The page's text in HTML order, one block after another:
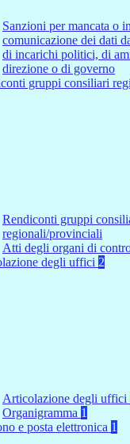
Sanzioni per mancata o
comunicazione dei dati
di incarichi politici, di
direzione o di governo
gruppi consiliari
Rendiconti gruppi
regionali/provinciali
Atti degli organi di
degli uffici 2
Articolazione degli uffici
Organigramma 1
e posta elettronica 1